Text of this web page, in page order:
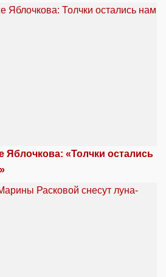
Яблочкова: «Толчки остались